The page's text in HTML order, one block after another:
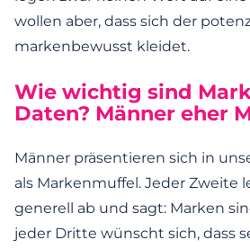
wollen aber, dass sich der
marken­bewusst kleidet.
Wie wichtig sind
Daten? Männer eher
Männer präsentieren sich in
als Marken­muffel. Jeder Zweite
generell ab und sagt: Marken
jeder Dritte wünscht sich, dass